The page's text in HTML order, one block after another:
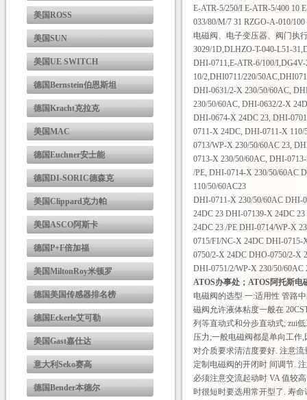
美国ROSS
美国SUN
美国UE SWITCH
德国Bernstein伯恩斯坦
德国Kracht克拉克
美国MAC
德国Euchner安士能
德国DI-SORIC德森克
美国Clippard克力帕
美国ASCO阿斯卡
德国P+F倍加福
美国MiltonRoy米顿罗
德国美国传感器排名榜
德国Eckerle艾可勒
美国Gast嘉仕达
意大利Seko赛高
德国Bender本德尔
E-ATR-5/250/I E-ATR-5/400 10
033/80/M/7 31 RZGO-A-010/
电磁阀、电子变压器、阀门执
3029/1D,DLHZO-T-040-L51-
DHI-0711,E-ATR-6/100/
10/2,DHI0711/220/
DHI-0631/2-X 230/50/60AC,
230/50/60AC, DHI-0632/2-X
DHI-0674-X 24DC 23, DHI-
0711-X 24DC, DHI-0711-X
0713/WP-X 230/50/60AC 23,
0713-X 230/50/60AC, DHI-
/PE, DHI-0714-X 230/50/60AC
110/50/60AC23
DHI-0711-X 230/50/60AC DHI-
24DC 23 DHI-07139-X 24DC
24DC 23 /PE DHI-0714/WP-X
0715/FI/NC-X 24DC DHI-
0750/2-X 24DC DHO-0750/2-X
DHI-0751/2/WP-X 230/50/
ATOS办事处；ATOS阿托斯电
电磁阀的选型 一:适用性 管路
磁阀允许液体粘度一般在
列等直动式和分步直动式; zui
压力;一般电磁阀都是单向工作
对介质要求清洁度要好. 注意
定制电磁阀的开闭时 间调节.
必须注意交流起动时 VA 值较
时很短时要选用常开型了. 寿